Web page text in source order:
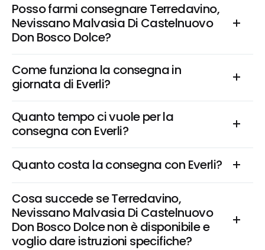
Posso farmi consegnare Terredavino,
Nevissano Malvasia Di Castelnuovo
Don Bosco Dolce?
Come funziona la consegna in
giornata di Everli?
Quanto tempo ci vuole per la
consegna con Everli?
Quanto costa la consegna con Everli?
Cosa succede se Terredavino,
Nevissano Malvasia Di Castelnuovo
Don Bosco Dolce non è disponibile e
voglio dare istruzioni specifiche?